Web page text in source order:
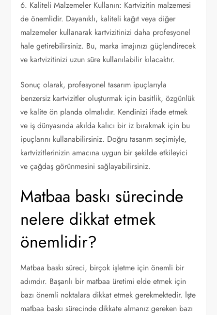
6. Kaliteli Malzemeler Kullanın: Kartvizitin malzemesi
de önemlidir. Dayanıklı, kaliteli kağıt veya diğer
malzemeler kullanarak kartvizitinizi daha profesyonel
hale getirebilirsiniz. Bu, marka imajınızı güçlendirecek
ve kartvizitinizi uzun süre kullanılabilir kılacaktır.
Sonuç olarak, profesyonel tasarım ipuçlarıyla
benzersiz kartvizitler oluşturmak için basitlik, özgünlük
ve kalite ön planda olmalıdır. Kendinizi ifade etmek
ve iş dünyasında akılda kalıcı bir iz bırakmak için bu
ipuçlarını kullanabilirsiniz. Doğru tasarım seçimiyle,
kartvizitlerinizin amacına uygun bir şekilde etkileyici
ve çağdaş görünmesini sağlayabilirsiniz.
Matbaa baskı sürecinde
nelere dikkat etmek
önemlidir?
Matbaa baskı süreci, birçok işletme için önemli bir
adımdır. Başarılı bir matbaa üretimi elde etmek için
bazı önemli noktalara dikkat etmek gerekmektedir. İşte
matbaa baskı sürecinde dikkate almanız gereken bazı